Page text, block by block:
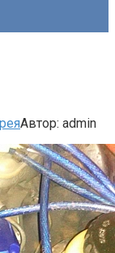
Автор: admin